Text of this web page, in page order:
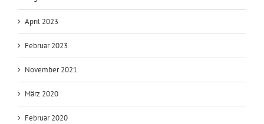
April 2023
Februar 2023
November 2021
März 2020
Februar 2020